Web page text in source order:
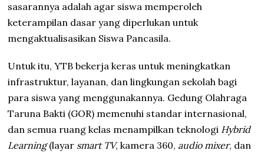
sasarannya adalah agar siswa memperoleh
keterampilan dasar yang diperlukan untuk
mengaktualisasikan Siswa Pancasila.
Untuk itu, YTB bekerja keras untuk meningkatkan
infrastruktur, layanan, dan lingkungan sekolah bagi
para siswa yang menggunakannya. Gedung Olahraga
Taruna Bakti (GOR) memenuhi standar internasional,
dan semua ruang kelas menampilkan teknologi Hybrid
Learning(layar smart TV, kamera 360, audio mixer, dan